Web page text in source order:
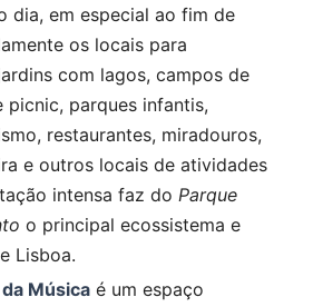
dia, em especial ao fim de
os locais para
com lagos, campos de
picnic, parques infantis,
restaurantes, miradouros,
e outros locais de atividades
intensa faz do Parque
o principal ecossistema e
Lisboa.
Música é um espaço